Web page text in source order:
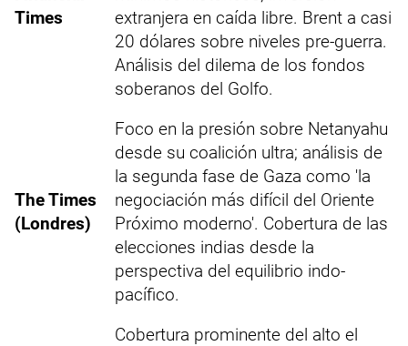
Times
extranjera en caída libre. Brent a casi
20 dólares sobre niveles pre-guerra.
Análisis del dilema de los fondos
soberanos del Golfo.
The Times
(Londres)
Foco en la presión sobre Netanyahu
desde su coalición ultra; análisis de
la segunda fase de Gaza como 'la
negociación más difícil del Oriente
Próximo moderno'. Cobertura de las
elecciones indias desde la
perspectiva del equilibrio indo-
pacífico.
Cobertura prominente del alto el